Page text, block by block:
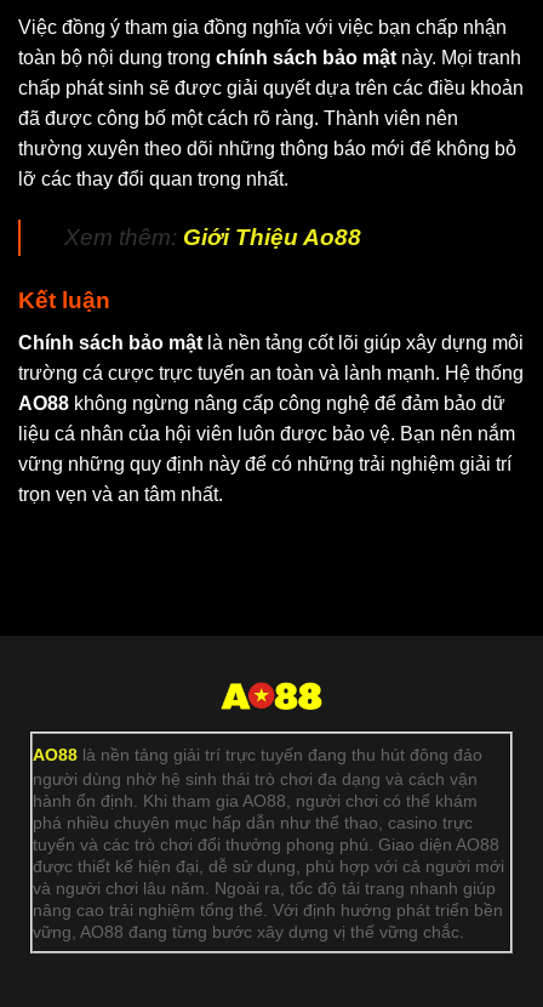
Việc đồng ý tham gia đồng nghĩa với việc bạn chấp nhận
toàn bộ nội dung trong chính sách bảo mật này. Mọi tranh
chấp phát sinh sẽ được giải quyết dựa trên các điều khoản
đã được công bố một cách rõ ràng. Thành viên nên
thường xuyên theo dõi những thông báo mới để không bỏ
lỡ các thay đổi quan trọng nhất.
Xem thêm: Giới Thiệu Ao88
Kết luận
Chính sách bảo mật là nền tảng cốt lõi giúp xây dựng môi
trường cá cược trực tuyến an toàn và lành mạnh. Hệ thống
AO88 không ngừng nâng cấp công nghệ để đảm bảo dữ
liệu cá nhân của hội viên luôn được bảo vệ. Bạn nên nắm
vững những quy định này để có những trải nghiệm giải trí
trọn vẹn và an tâm nhất.
AO88 là nền tảng giải trí trực tuyến đang thu hút đông đảo
người dùng nhờ hệ sinh thái trò chơi đa dạng và cách vận
hành ổn định. Khi tham gia AO88, người chơi có thể khám
phá nhiều chuyên mục hấp dẫn như thể thao, casino trực
tuyến và các trò chơi đổi thưởng phong phú. Giao diện AO88
được thiết kế hiện đại, dễ sử dụng, phù hợp với cả người mới
và người chơi lâu năm. Ngoài ra, tốc độ tải trang nhanh giúp
nâng cao trải nghiệm tổng thể. Với định hướng phát triển bền
vững, AO88 đang từng bước xây dựng vị thế vững chắc.